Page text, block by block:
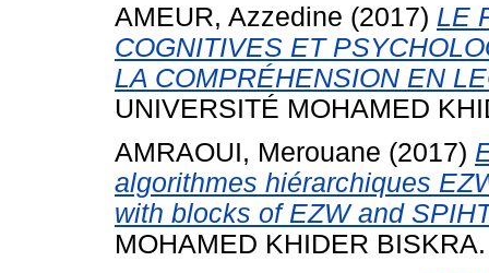
AMEUR, Azzedine (2017) LE
COGNITIVES ET
LA COMPRÉHENSION EN
UNIVERSITÉ MOHAMED
AMRAOUI, Merouane (2017)
algorithmes hiérarchiques
with blocks of EZW and
MOHAMED KHIDER BISKRA.